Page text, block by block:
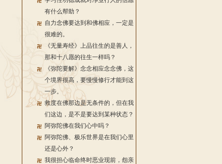
有什么帮助？
自力念佛要达到和佛相应，一定是
很难的。
《无量寿经》上品往生的是善人，
那和十八愿的往生一样吗？
《弥陀要解》念念相应念念佛，这
个境界很高，要慢慢修行才能到这
一步。
救度在佛那边是无条件的，但在我
们这边，是不是要达到某种状态？
阿弥陀佛在我们心中吗？
阿弥陀佛、极乐世界是在我们心里
还是心外？
我很担心临命终时恶业现前，怨亲